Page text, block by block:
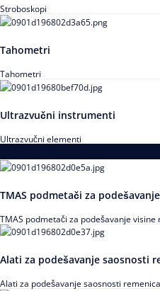
Stroboskopi
Tahometri
Tahometri
Ultrazvučni instrumenti
Ultrazvučni elementi
TMAS podmetači za
TMAS podmetači za podešavanje visine
Alati za podešavanje saosnosti
Alati za podešavanje saosnosti remenica